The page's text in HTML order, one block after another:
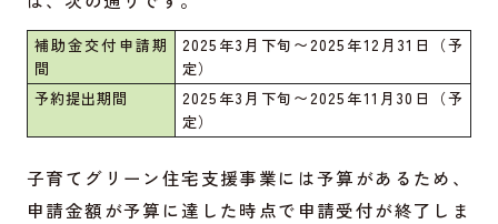
補助金交付申請期
間
2025年3月下旬〜2025年12月31日（予
定）
予約提出期間
2025年3月下旬〜2025年11月30日（予
定）
子育てグリーン住宅支援事業には予算があるため、
申請金額が予算に達した時点で申請受付が終了しま